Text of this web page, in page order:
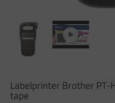
Labelprinter Brother
tape